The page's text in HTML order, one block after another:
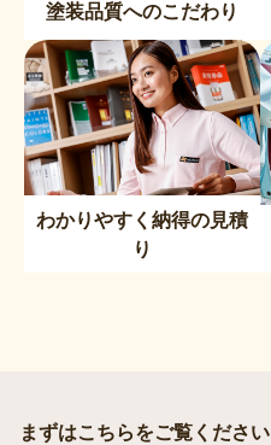
塗装品質へのこだわり
わかりやすく納得の見積
り
まずはこちらをご覧ください